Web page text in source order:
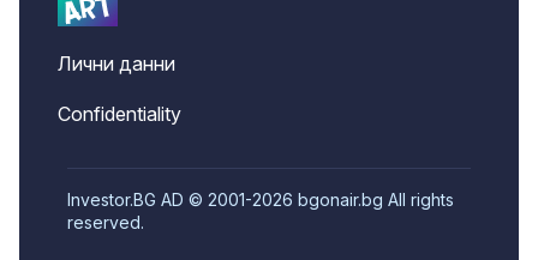
Лични данни
Confidentiality
Investor.BG AD © 2001-2026 bgonair.bg All rights
reserved.